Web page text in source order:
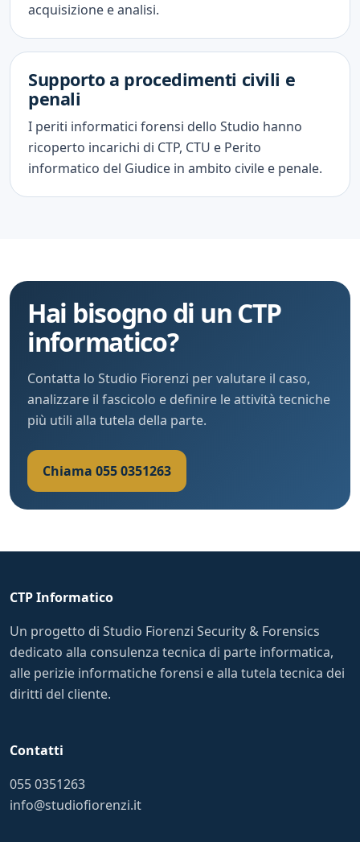
acquisizione e analisi.
Supporto a procedimenti civili e
penali
I periti informatici forensi dello Studio hanno
ricoperto incarichi di CTP, CTU e Perito
informatico del Giudice in ambito civile e penale.
Hai bisogno di un CTP
informatico?
Contatta lo Studio Fiorenzi per valutare il caso,
analizzare il fascicolo e definire le attività tecniche
più utili alla tutela della parte.
Chiama 055 0351263
CTP Informatico
Un progetto di Studio Fiorenzi Security & Forensics
dedicato alla consulenza tecnica di parte informatica,
alle perizie informatiche forensi e alla tutela tecnica dei
diritti del cliente.
Contatti
055 0351263
info@studiofiorenzi.it